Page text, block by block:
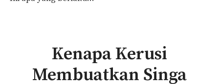
Kenapa Kerusi
Membuatkan Singa